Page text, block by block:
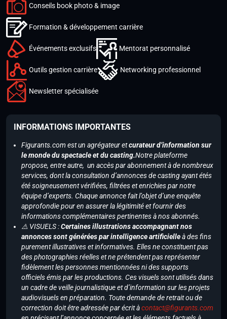
Conseils book photo & image
Formation & développement carrière
Événements exclusifs Mentorat personnalisé
Outils gestion carrière Networking professionnel
Newsletter spécialisée
INFORMATIONS IMPORTANTES
Figurants.com est un agrégateur etcurateur d’information sur
le monde du spectacle et du casting.Notre plateforme
propose, entre autre, un accès par abonnement à de nombreux
services, dont la consultation d’annonces de casting ayant étés
été soigneusement vérifiées, filtrées et enrichies par notre
équipe d’experts. Chaque annonce fait l’objet d’une enquête
approfondie pour en assurer la légitimité et fournir des
informations complémentaires pertinentes à nos abonnés.
⚠️ VISUELS :Certaines illustrations accompagnant nos
annonces sont générées par intelligence artificielleà des fins
purement illustratives et informatives. Elles ne constituent pas
des photographies réelles et ne prétendent pas représenter
fidèlement les personnes mentionnées ni des supports
officiels émis par les productions. Ces visuels sont utilisés dans
un cadre de veille journalistique et d’information sur les projets
audiovisuels en préparation. Toute demande de retrait ou de
correction doit être adressée par écrit àcontact@figurants.com